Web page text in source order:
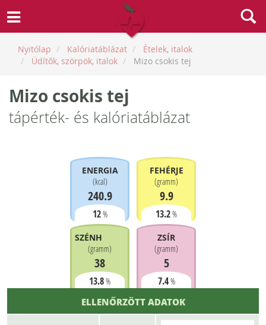
Nyitólap Kalóriatáblázat
Ételek, italok
Üdítők, szörpök, italok
Mizo csokis tej
Mizo csokis tej
tápérték- és kalóriatáblázat
ENERGIA
(kcal)
240.9
12%
FEHÉRJE
(gramm)
9.9
13.2%
SZÉNHIDRÁT
(gramm)
38
13.8%
ZSÍR
(gramm)
5
7.4%
ELLENŐRZÖTT ADATOK